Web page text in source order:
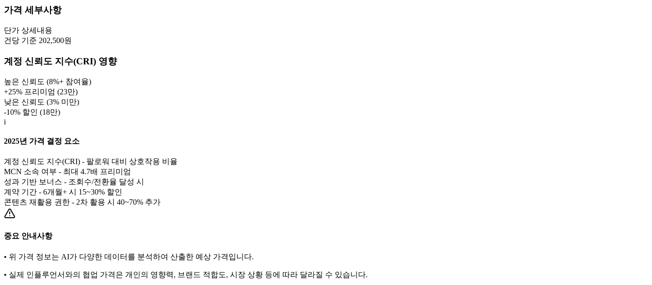
가격 세부사항
단가 상세내용
건당 기준 202,500원
계정 신뢰도 지수(CRI) 영향
높은 신뢰도 (8%+ 참여율)
+25% 프리미엄 (23만)
낮은 신뢰도 (3% 미만)
-10% 할인 (18만)
i
2025년 가격 결정 요소
계정 신뢰도 지수(CRI) - 팔로워 대비 상호작용 비율
MCN 소속 여부 - 최대 4.7배 프리미엄
성과 기반 보너스 - 조회수/전환율 달성 시
계약 기간 - 6개월+ 시 15~30% 할인
콘텐츠 재활용 권한 - 2차 활용 시 40~70% 추가
중요 안내사항
• 위 가격 정보는 AI가 다양한 데이터를 분석하여 산출한 예상 가격입니다.
• 실제 인플루언서와의 협업 가격은 개인의 영향력, 브랜드 적합도, 시장 상황 등에 따라 달라질 수 있습니다.